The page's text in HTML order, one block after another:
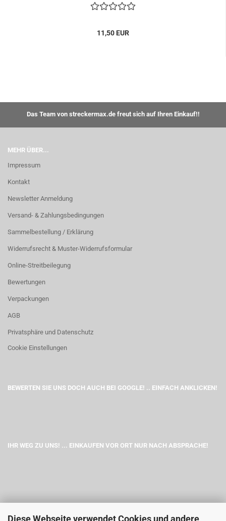
Diese Webseite verwendet Cookies und andere
11,50 EUR
Das Team von streckermax.de freut sich auf Ihren Einkauf!!
MEHR ÜBER...
Impressum
Kontakt
Newsletter Anmeldung
Versand- & Zahlungsbedingungen
Sammelbestellung / Erklärung
Widerrufsrecht & Muster-Widerrufsformular
Online-Streitbeilegung
Bewertungen
Verpackungen
AGB
Privatsphäre und Datenschutz
Cookie Einstellungen
BEWERTEN SIE UNS DOCH AUCH BEI GOOGLE! .. EINFACH ANKLICKEN!
IHR WEG ZU UNS! ... EINKAUFEN VOR ORT NUR NACH ABSPRACHE!